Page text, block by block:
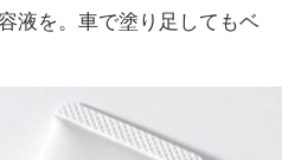
液を。車で塗り足してもベ